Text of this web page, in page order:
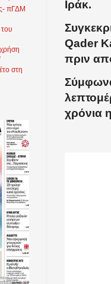
Ιράκ.
Qader
πριν
χρόνια
πΓΔΜ
στη